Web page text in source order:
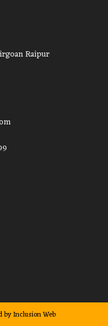
Raipur
byInclusion Web